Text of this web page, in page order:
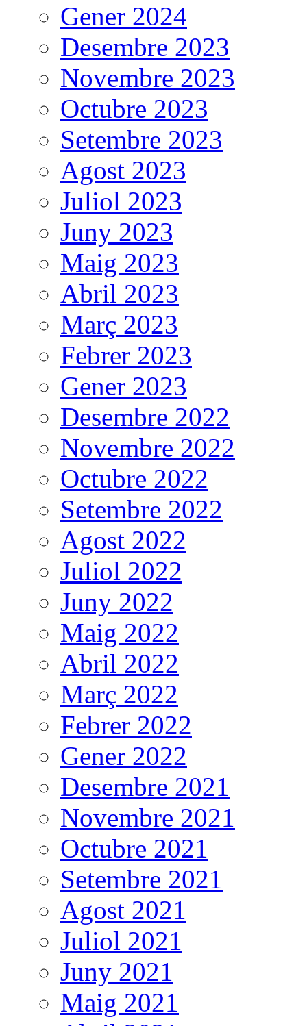
Gener 2024
Desembre 2023
Novembre 2023
Octubre 2023
Setembre 2023
Agost 2023
Juliol 2023
Juny 2023
Maig 2023
Abril 2023
Març 2023
Febrer 2023
Gener 2023
Desembre 2022
Novembre 2022
Octubre 2022
Setembre 2022
Agost 2022
Juliol 2022
Juny 2022
Maig 2022
Abril 2022
Març 2022
Febrer 2022
Gener 2022
Desembre 2021
Novembre 2021
Octubre 2021
Setembre 2021
Agost 2021
Juliol 2021
Juny 2021
Maig 2021